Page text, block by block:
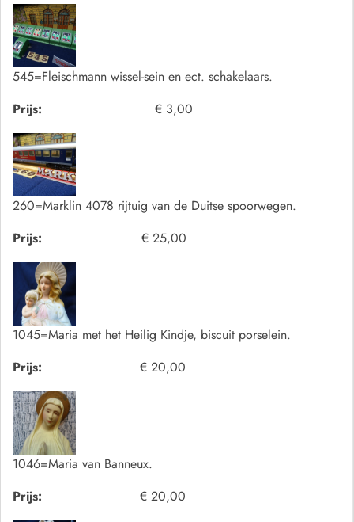
545=Fleischmann wissel-sein en ect. schakelaars.
Prijs:
€ 3,00
260=Marklin 4078 rijtuig van de Duitse spoorwegen.
Prijs:
€ 25,00
1045=Maria met het Heilig Kindje, biscuit porselein.
Prijs:
€ 20,00
1046=Maria van Banneux.
Prijs:
€ 20,00